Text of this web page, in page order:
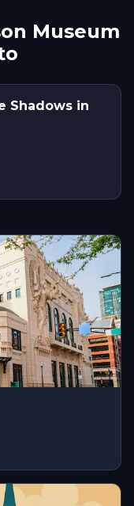
Museum
Shadows in